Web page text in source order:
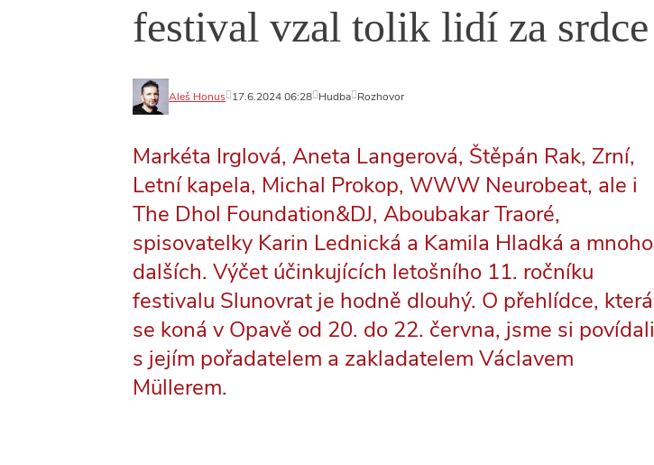
festival vzal tolik lidí za srdce
Aleš Honus 17.6.2024 06:28 Hudba Rozhovor
Markéta Irglová, Aneta Langerová, Štěpán Rak, Zrní,
Letní kapela, Michal Prokop, WWW Neurobeat, ale i
The Dhol Foundation&DJ, Aboubakar Traoré,
spisovatelky Karin Lednická a Kamila Hladká a mnoho
dalších. Výčet účinkujících letošního 11. ročníku
festivalu Slunovrat je hodně dlouhý. O přehlídce, která
se koná v Opavě od 20. do 22. června, jsme si povídali
s jejím pořadatelem a zakladatelem Václavem
Müllerem.